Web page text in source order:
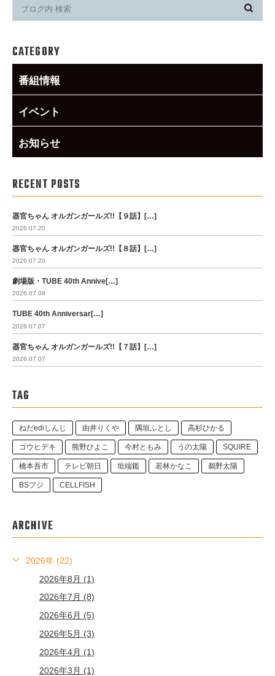
CATEGORY
番組情報
イベント
お知らせ
RECENT POSTS
器官ちゃん オルガンガールズ!!【９話】[…]
2026.07.20
器官ちゃん オルガンガールズ!!【８話】[…]
2026.07.20
劇場版・TUBE 40th Annive[…]
2026.07.08
TUBE 40th Anniversar[…]
2026.07.07
器官ちゃん オルガンガールズ!!【７話】[…]
2026.07.07
TAG
ねだediしんじ 由井りくや 隅垣ふとし 高杉ひかる
ゴウヒデキ 熊野ひよこ 今村ともみ うの太陽 SQUIRE
橋本吾市 テレビ朝日 垣端鑑 若林かなこ 鵜野太陽
BSフジ CELLFISH
ARCHIVE
2026年 (22)
2026年8月 (1)
2026年7月 (8)
2026年6月 (5)
2026年5月 (3)
2026年4月 (1)
2026年3月 (1)